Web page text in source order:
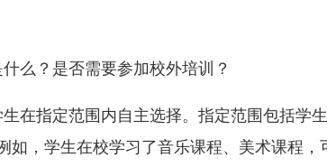
？是否需要参加校外培训？
指定范围内自主选择。指定范围包括学
如，学生在校学习了音乐课程、美术课程